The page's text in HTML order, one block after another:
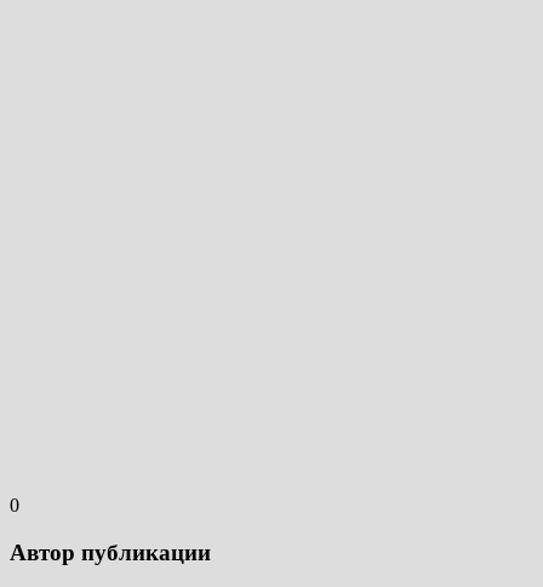
0
Автор публикации